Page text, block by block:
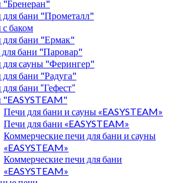
"Бренеран"
бани "Прометалл"
баком
для бани "Ермак"
бани "Паровар"
сауны "Ферингер"
бани "Радуга"
бани “Гефест”
"EASYSTEAM"
Печи для бани и сауны «EASYSTEAM»
Печи для бани «EASYSTEAM»
Коммерческие печи для бани и сауны
«EASYSTEAM»
Коммерческие печи для бани
«EASYSTEAM»